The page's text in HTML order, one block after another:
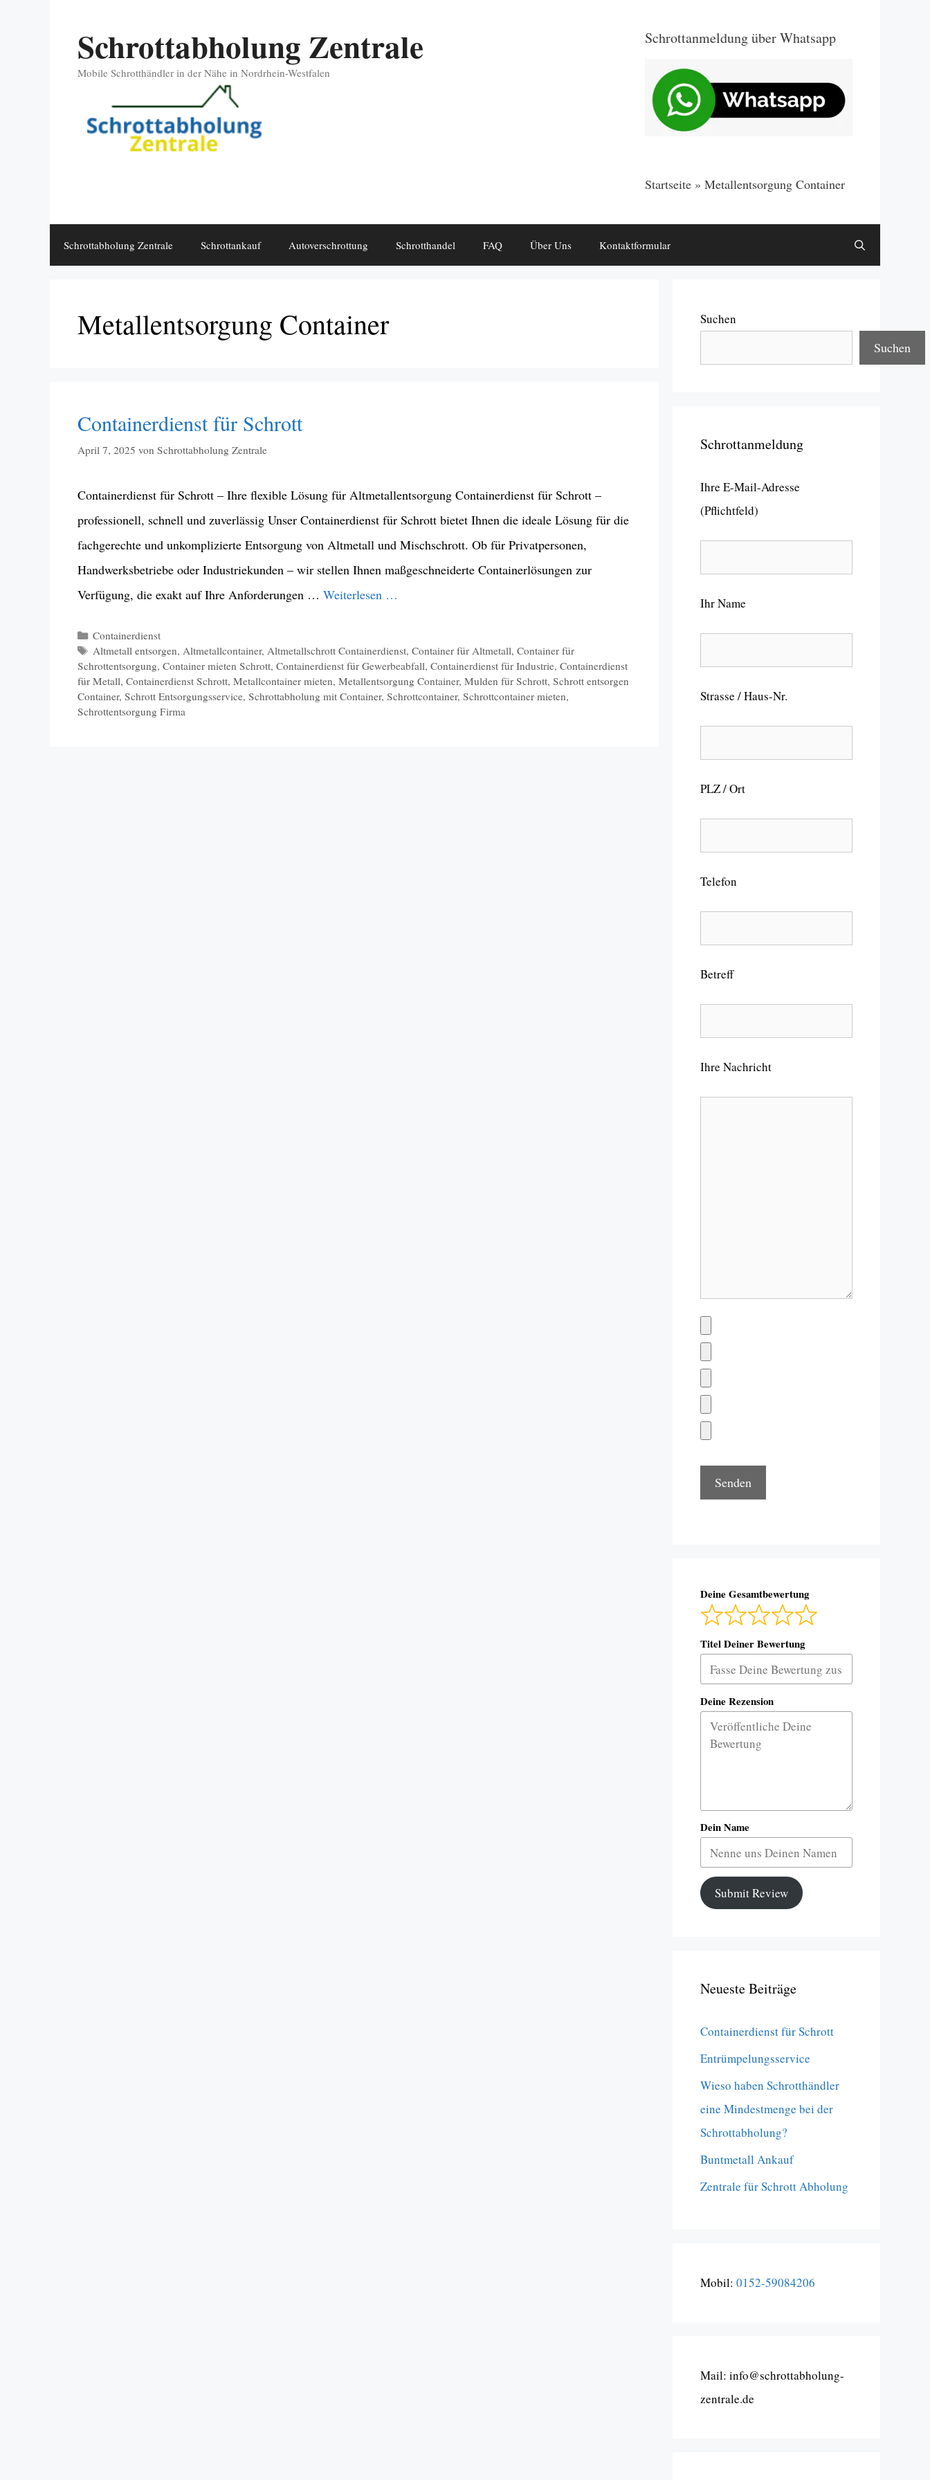
Schrottanmeldung über Whatsapp
Startseite » Metallentsorgung Container
Schrottabholung Zentrale
Mobile Schrotthändler in der Nähe in Nordrhein-Westfalen
Schrottabholung Zentrale Schrottankauf Autoverschrottung Schrotthandel FAQ Über Uns Kontaktformular
Metallentsorgung Container
Containerdienst für Schrott
April 7, 2025 von Schrottabholung Zentrale
Containerdienst für Schrott – Ihre flexible Lösung für Altmetallentsorgung Containerdienst für Schrott –
professionell, schnell und zuverlässig Unser Containerdienst für Schrott bietet Ihnen die ideale Lösung für die
fachgerechte und unkomplizierte Entsorgung von Altmetall und Mischschrott. Ob für Privatpersonen,
Handwerksbetriebe oder Industriekunden – wir stellen Ihnen maßgeschneiderte Containerlösungen zur
Verfügung, die exakt auf Ihre Anforderungen … Weiterlesen …
Kategorien
Containerdienst
Schlagwörter
Altmetall entsorgen,Altmetallcontainer,Altmetallschrott Containerdienst,Container für Altmetall,Container für
Schrottentsorgung, Container mieten Schrott, Containerdienst für Gewerbeabfall, Containerdienst für Industrie, Containerdienst
für Metall, Containerdienst Schrott, Metallcontainer mieten, Metallentsorgung Container, Mulden für Schrott, Schrott entsorgen
Container, Schrott Entsorgungsservice, Schrottabholung mit Container, Schrottcontainer, Schrottcontainer mieten,
Schrottentsorgung Firma
Suchen
Suchen
Schrottanmeldung
Ihre E-Mail-Adresse
(Pflichtfeld)
Ihr Name
Strasse / Haus-Nr.
PLZ / Ort
Telefon
Betreff
Ihre Nachricht
Deine Gesamtbewertung
Titel Deiner Bewertung
Deine Rezension
Dein Name
Submit Review
Neueste Beiträge
Containerdienst für Schrott
Entrümpelungsservice
Wieso haben Schrotthändler
eine Mindestmenge bei der
Schrottabholung?
Buntmetall Ankauf
Zentrale für Schrott Abholung
Mobil: 0152-59084206
Mail: info@schrottabholung-
zentrale.de